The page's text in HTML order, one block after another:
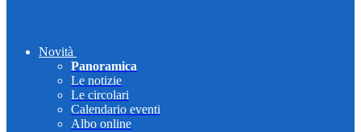
Novità
Panoramica
Le notizie
Le circolari
Calendario eventi
Albo online